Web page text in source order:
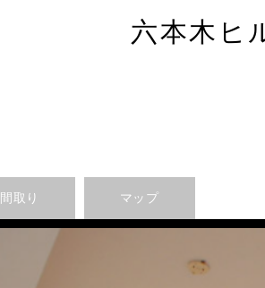
六本木ヒ
間取り マップ